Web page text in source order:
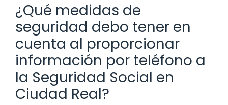
¿Qué medidas de
seguridad debo tener en
cuenta al proporcionar
información por teléfono a
la Seguridad Social en
Ciudad Real?